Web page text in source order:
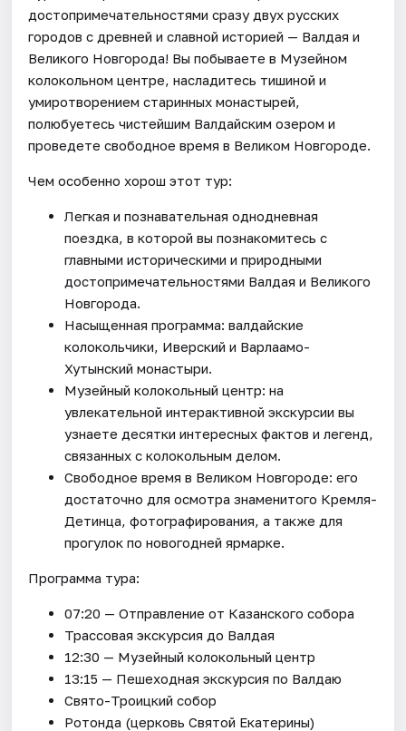
достопримечательностями сразу двух русских
городов с древней и славной историей — Валдая и
Великого Новгорода! Вы побываете в Музейном
колокольном центре, насладитесь тишиной и
умиротворением старинных монастырей,
полюбуетесь чистейшим Валдайским озером и
проведете свободное время в Великом Новгороде.
Чем особенно хорош этот тур:
Легкая и познавательная однодневная
поездка, в которой вы познакомитесь с
главными историческими и природными
достопримечательностями Валдая и Великого
Новгорода.
Насыщенная программа: валдайские
колокольчики, Иверский и Варлаамо-
Хутынский монастыри.
Музейный колокольный центр: на
увлекательной интерактивной экскурсии вы
узнаете десятки интересных фактов и легенд,
связанных с колокольным делом.
Свободное время в Великом Новгороде: его
достаточно для осмотра знаменитого Кремля-
Детинца, фотографирования, а также для
прогулок по новогодней ярмарке.
Программа тура:
07:20 — Отправление от Казанского собора
Трассовая экскурсия до Валдая
12:30 — Музейный колокольный центр
13:15 — Пешеходная экскурсия по Валдаю
Свято-Троицкий собор
Ротонда (церковь Святой Екатерины)